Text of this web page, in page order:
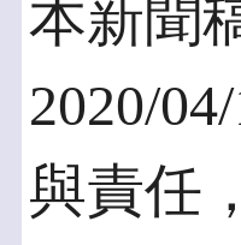
本新聞
2020/
與責任